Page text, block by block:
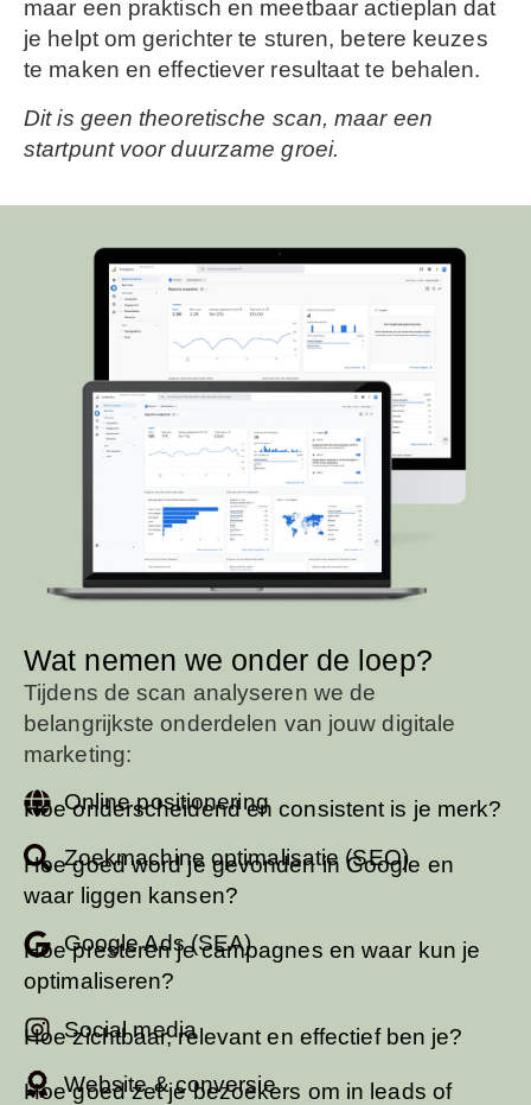
maar een praktisch en meetbaar actieplan dat
je helpt om gerichter te sturen, betere keuzes
te maken en effectiever resultaat te behalen.
Dit is geen theoretische scan, maar een
startpunt voor duurzame groei.
Wat nemen we onder de loep?
Tijdens de scan analyseren we de
belangrijkste onderdelen van jouw digitale
marketing:
Online positionering
Hoe onderscheidend en consistent is je merk?
Zoekmachine optimalisatie (SEO)
Hoe goed word je gevonden in Google en
waar liggen kansen?
Google Ads (SEA)
Hoe presteren je campagnes en waar kun je
optimaliseren?
Social media
Hoe zichtbaar, relevant en effectief ben je?
Website & conversie
Hoe goed zet je bezoekers om in leads of